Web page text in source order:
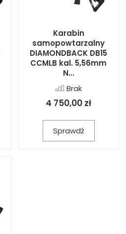
Karabin
samopowtarzalny
DIAMONDBACK DB15
CCMLB kal. 5,56mm
N...
Brak
4 750,00 zł
Sprawdź